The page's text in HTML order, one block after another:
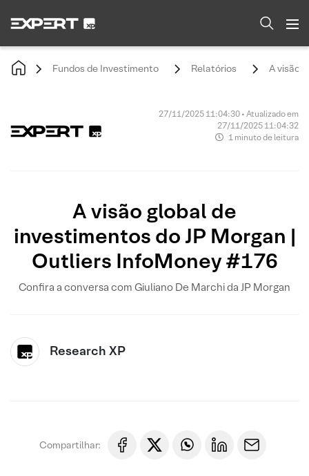
Fundos de Investimento Relatórios A visão
27/11/2025 11:04:30 • Atualizado em
27/11/2025 11:04:32
1 minuto de leitura
A visão global de
investimentos do JP Morgan |
Outliers InfoMoney #176
Confira a conversa com Giuliano De Marchi da JP Morgan
Research XP
Compartilhar: